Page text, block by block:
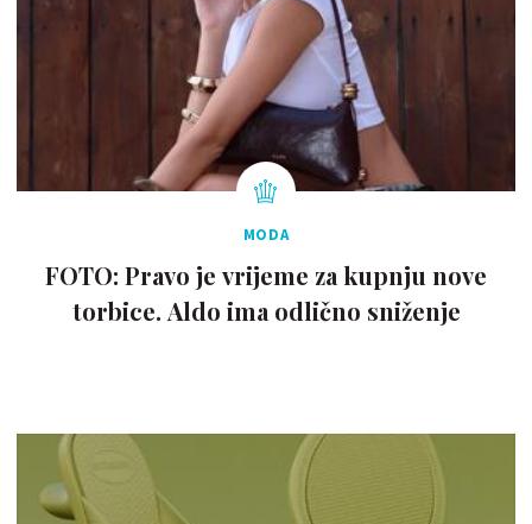
MODA
FOTO: Pravo je vrijeme za kupnju nove
torbice. Aldo ima odlično sniženje